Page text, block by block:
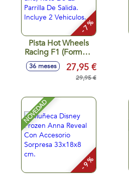
- 7 %
Pista Hot Wheels
Racing F1 (Formula
uno) Reto De La
Parrilla De Salida.
Incluye 2 Vehiculos.
36 meses 27,95 €
29,95 €
NOVEDAD
- 9 %